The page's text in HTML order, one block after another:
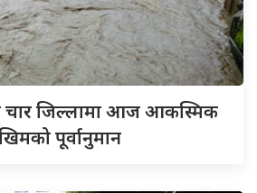
चार जिल्लामा आज आकस्मिक
पूर्वानुमान